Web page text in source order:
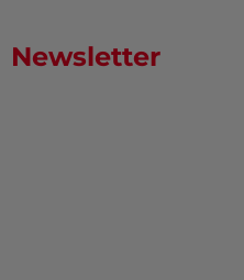
Newsletter